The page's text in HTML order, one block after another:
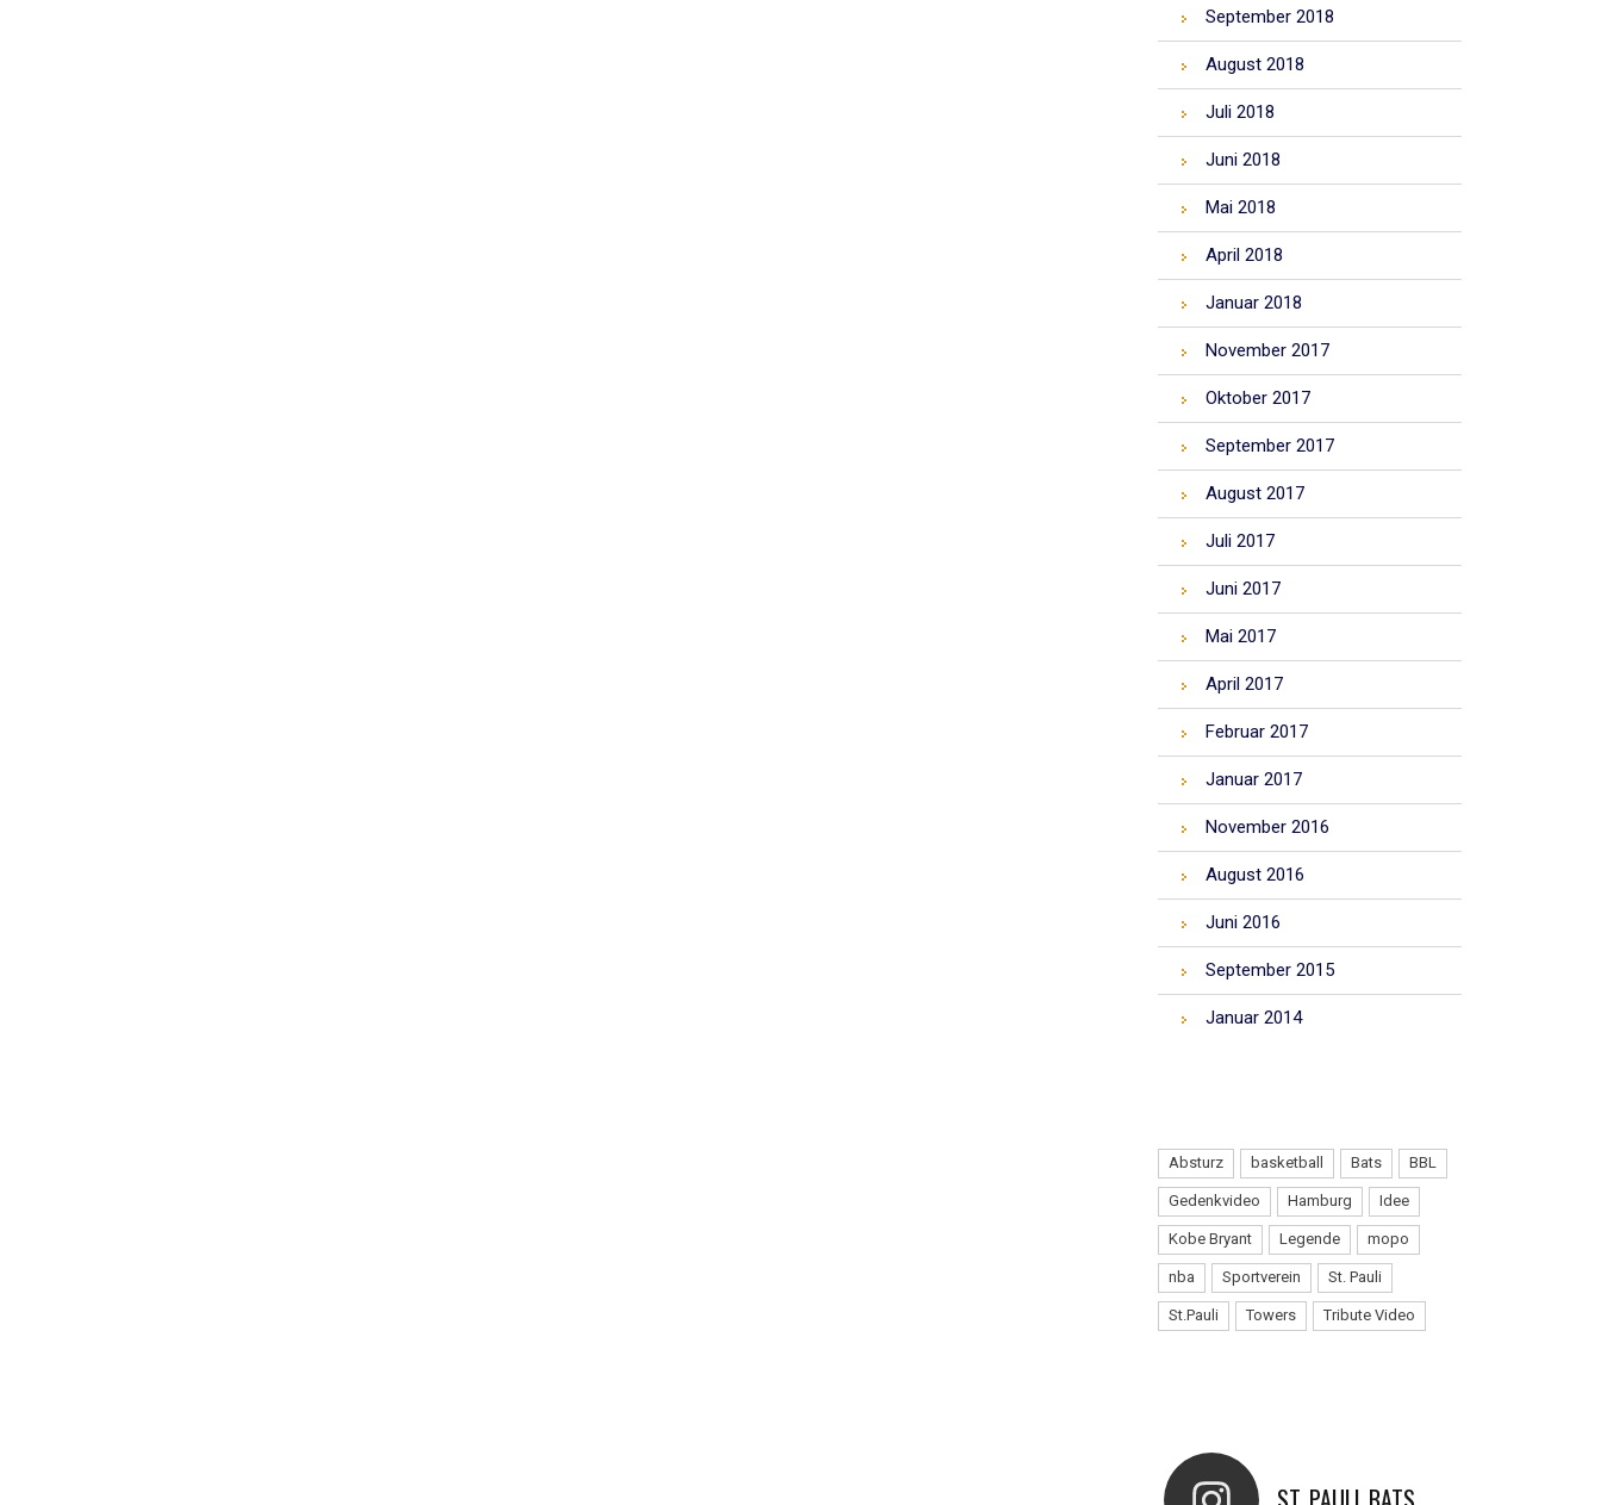
September 2018
August 2018
Juli 2018
Juni 2018
Mai 2018
April 2018
Januar 2018
November 2017
Oktober 2017
September 2017
August 2017
Juli 2017
Juni 2017
Mai 2017
April 2017
Februar 2017
Januar 2017
November 2016
August 2016
Juni 2016
September 2015
Januar 2014
Absturz basketball Bats BBL
Gedenkvideo Hamburg Idee
Kobe Bryant Legende mopo
nba Sportverein St. Pauli
St.Pauli Towers Tribute Video